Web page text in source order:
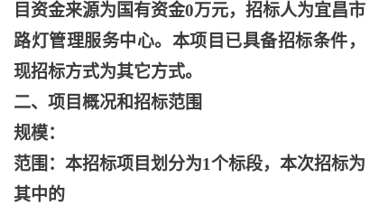
目资金来源为国有资金0万元，招标人为宜昌市
路灯管理服务中心。本项目已具备招标条件，
现招标方式为其它方式。
二、项目概况和招标范围
规模：
范围：本招标项目划分为1个标段，本次招标为
其中的